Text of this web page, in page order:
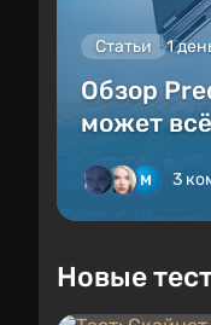
Статьи 1
Обзор
может всё
3
Новые